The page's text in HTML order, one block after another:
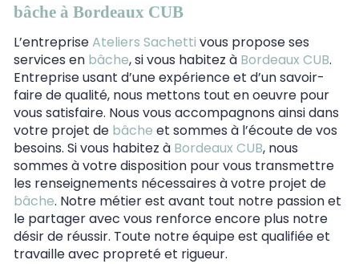
bâche à Bordeaux CUB
L’entrepriseAteliers Sachetti vous propose ses
services en bâche, si vous habitez à Bordeaux CUB.
Entreprise usant d’une expérience et d’un savoir-
faire de qualité, nous mettons tout en oeuvre pour
vous satisfaire. Nous vous accompagnons ainsi dans
votre projet de bâche et sommes à l’écoute de vos
besoins. Si vous habitez à Bordeaux CUB, nous
sommes à votre disposition pour vous transmettre
les renseignements nécessaires à votre projet de
bâche. Notre métier est avant tout notre passion et
le partager avec vous renforce encore plus notre
désir de réussir. Toute notre équipe est qualifiée et
travaille avec propreté et rigueur.